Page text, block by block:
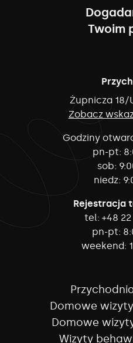
Twoim
Żupnicza 18/
Zobacz
Godziny
pn-pt:
sob:
niedz:
Rejestracja
tel: +48
pn-pt:
weekend:
Domowe
Domowe
Wizyty